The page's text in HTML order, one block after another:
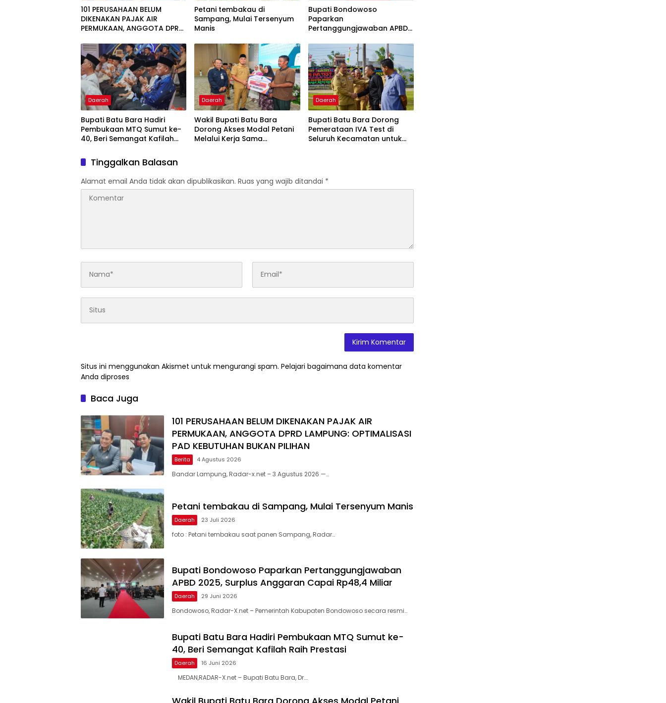
101 PERUSAHAAN BELUM
DIKENAKAN PAJAK AIR
PERMUKAAN, ANGGOTA DPRD
KEBUTUHAN BUKAN PILIHAN
Petani tembakau di
Sampang, Mulai Tersenyum
Manis
Bupati Bondowoso
Paparkan
Pertanggungjawaban APBD
Capai Rp48,4 Miliar
Daerah
Bupati Batu Bara Hadiri
Pembukaan MTQ Sumut ke-
40, Beri Semangat Kafilah
Daerah
Wakil Bupati Batu Bara
Dorong Akses Modal Petani
Melalui Kerja Sama
Daerah
Bupati Batu Bara Dorong
Pemerataan IVA Test di
Seluruh Kecamatan untuk
Tinggalkan Balasan
Alamat email Anda tidak akan dipublikasikan. Ruas yang wajib ditandai *
Situs ini menggunakan Akismet untuk mengurangi spam. Pelajari bagaimana data komentar
Anda diproses
Baca Juga
101 PERUSAHAAN BELUM DIKENAKAN PAJAK AIR
PERMUKAAN, ANGGOTA DPRD LAMPUNG: OPTIMALISASI
PAD KEBUTUHAN BUKAN PILIHAN
Berita 4 Agustus 2026
Bandar Lampung, Radar-x.net – 3 Agustus 2026 —…
Petani tembakau di Sampang, Mulai Tersenyum Manis
Daerah 23 Juli 2026
foto : Petani tembakau saat panen Sampang, Radar…
Bupati Bondowoso Paparkan Pertanggungjawaban
APBD 2025, Surplus Anggaran Capai Rp48,4 Miliar
Daerah 29 Juni 2026
Bondowoso, Radar-X.net – Pemerintah Kabupaten Bondowoso secara resmi…
Bupati Batu Bara Hadiri Pembukaan MTQ Sumut ke-
40, Beri Semangat Kafilah Raih Prestasi
Daerah 16 Juni 2026
MEDAN,RADAR-X.net – Bupati Batu Bara, Dr….